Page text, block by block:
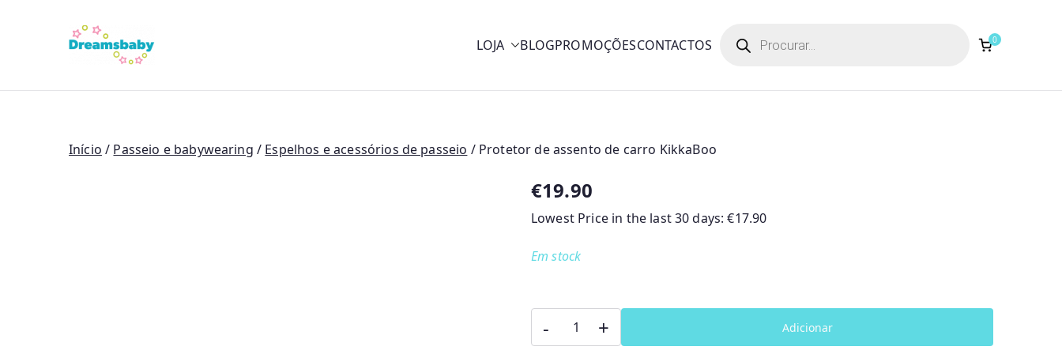
LOJA BLOGPROMOÇÕESCONTACTOS search 0
Início / Passeio e babywearing / Espelhos e acessórios de passeio / Protetor de assento de carro KikkaBoo
€19.90
Lowest Price in the last 30 days:€17.90
Em stock
-
Quantidade
de
+ Adicionar